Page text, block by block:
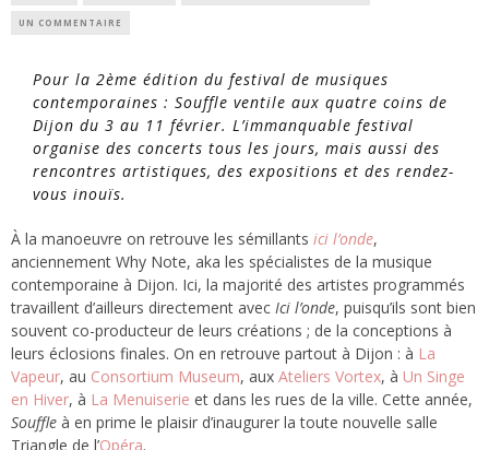
UN COMMENTAIRE
Pour la 2ème édition du festival de musiques
contemporaines : Souffle ventile aux quatre coins de
Dijon du 3 au 11 février. L’immanquable festival
organise des concerts tous les jours, mais aussi des
rencontres artistiques, des expositions et des rendez-
vous inouïs.
À la manoeuvre on retrouve les sémillants ici l’onde,
anciennement Why Note, aka les spécialistes de la musique
contemporaine à Dijon. Ici, la majorité des artistes programmés
travaillent d’ailleurs directement avec Ici l’onde, puisqu’ils sont bien
souvent co-producteur de leurs créations ; de la conceptions à
leurs éclosions finales. On en retrouve partout à Dijon : à La
Vapeur, au Consortium Museum, aux Ateliers Vortex, à Un Singe
en Hiver, à La Menuiserie et dans les rues de la ville. Cette année,
Souffle à en prime le plaisir d’inaugurer la toute nouvelle salle
Triangle de l’Opéra.